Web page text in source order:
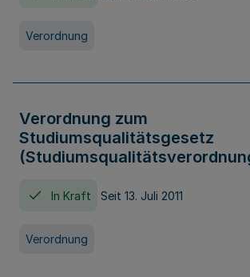
Verordnung
Verordnung zum
Studiumsqualitätsgesetz
In Kraft Seit 13. Juli 2011
Verordnung